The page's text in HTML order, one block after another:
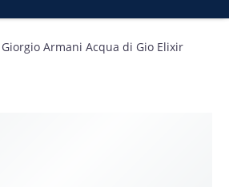
Giorgio Armani Acqua di Gio Elixir